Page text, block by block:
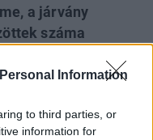
Information
to third parties, or
information for
a járvány
száma
Tanács (RNBO)
megerősített.